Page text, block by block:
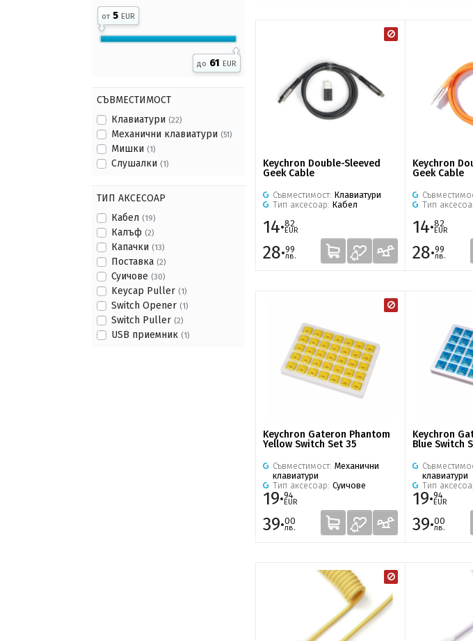
от 5 EUR
до 61 EUR
СЪВМЕСТИМОСТ
Клавиатури (22)
Механични клавиатури (51)
Мишки (1)
Слушалки (1)
ТИП АКСЕСОАР
Кабел (19)
Калъф (2)
Капачки (13)
Поставка (2)
Суичове (30)
Keycap Puller (1)
Switch Opener (1)
Switch Puller (2)
USB приемник (1)
Keychron Double-Sleeved
Geek Cable
Съвместимост: Клавиатури
Тип аксесоар: Кабел
14·82
EUR
28·99
лв.
Keychron
Geek Cable
Тип
14·82
EUR
28·99
лв.
Keychron Gateron Phantom
Yellow Switch Set 35
Съвместимост: Механични
клавиатури
Тип аксесоар: Суичове
19·94
EUR
39·00
лв.
Keychron
Blue Switch
клавиатури
Тип
19·94
EUR
39·00
лв.